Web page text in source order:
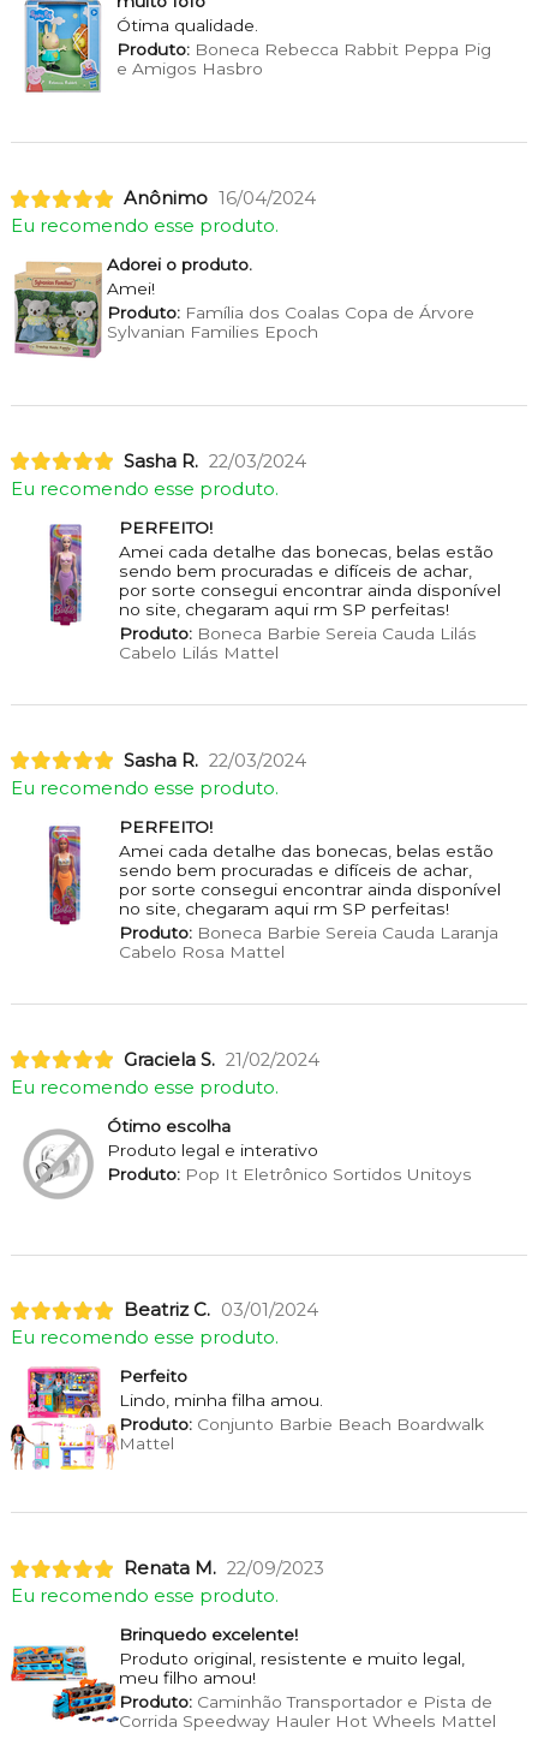
Ótima qualidade.
Produto:Boneca Rebecca Rabbit Peppa Pig
e Amigos Hasbro
Anônimo 16/04/2024
Eu recomendo esse produto.
Adorei o produto.
Amei!
Produto:Família dos Coalas Copa de Árvore
Sylvanian Families Epoch
Sasha R. 22/03/2024
Eu recomendo esse produto.
PERFEITO!
Amei cada detalhe das bonecas, belas estão
sendo bem procuradas e difíceis de achar,
por sorte consegui encontrar ainda disponível
no site, chegaram aqui rm SP perfeitas!
Produto:Boneca Barbie Sereia Cauda Lilás
Cabelo Lilás Mattel
Sasha R. 22/03/2024
Eu recomendo esse produto.
PERFEITO!
Amei cada detalhe das bonecas, belas estão
sendo bem procuradas e difíceis de achar,
por sorte consegui encontrar ainda disponível
no site, chegaram aqui rm SP perfeitas!
Produto:Boneca Barbie Sereia Cauda Laranja
Cabelo Rosa Mattel
Graciela S. 21/02/2024
Eu recomendo esse produto.
Ótimo escolha
Produto legal e interativo
Produto:Pop It Eletrônico Sortidos Unitoys
Beatriz C. 03/01/2024
Eu recomendo esse produto.
Perfeito
Lindo, minha filha amou.
Produto:Conjunto Barbie Beach Boardwalk
Mattel
Renata M. 22/09/2023
Eu recomendo esse produto.
Brinquedo excelente!
Produto original, resistente e muito legal,
meu filho amou!
Produto:Caminhão Transportador e Pista de
Corrida Speedway Hauler Hot Wheels Mattel